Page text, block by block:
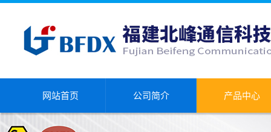
网站首页 公司简介 产品中心